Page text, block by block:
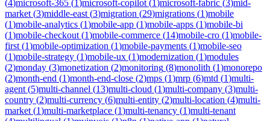
(4)microsoft-365 (1)microsoft-copilot (1)microsoft-fabric (3)mid-
market (3)middle-east (3)migration (29)migrations (1)mobile
(1)mobile-analytics (1)mobile-app (1)mobile-apps (1)mobile-bi
(1)mobile-checkout (1)mobile-commerce (14)mobile-cro (1)mobile-
first (1)mobile-optimization (1)mobile-payments (1)mobile-seo
(1)mobile-strategy (1)mobile-ux (1)modernization (1)modules
(2)monday (3)monetization (2)monitoring (8)monolith (1)monorepo
(2)month-end (1)month-end-close (2)mps (1)mrp (6)mtd (1)multi-
agent (5)multi-channel (13)multi-cloud (1)multi-company (3)multi-
country (2)multi-currency (6)multi-entity (2)multi-location (4)multi-
market (1)multi-marketplace (1)multi-tenancy (1)multi-tenant